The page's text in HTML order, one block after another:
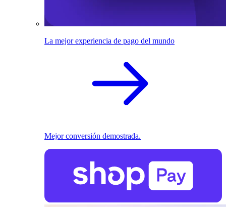
La mejor experiencia de pago del mundo
Mejor conversión demostrada.